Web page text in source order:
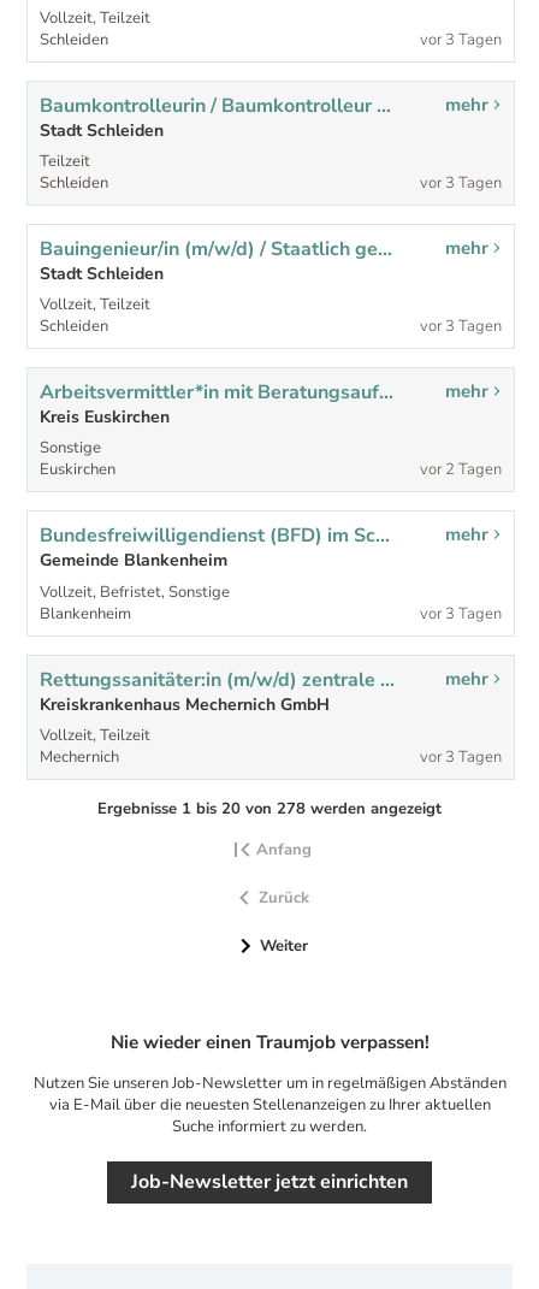
Vollzeit, Teilzeit
Schleiden
vor 3 Tagen
Baumkontrolleurin / Baumkontrolleur (m/w/d)
Stadt Schleiden
Teilzeit
Schleiden
mehr
vor 3 Tagen
Bauingenieur/in (m/w/d) / Staatlich geprüfte Bautechnikerin / geprüfter Bautechniker (m/w/d) der Fachrichtung Hochbau
Stadt Schleiden
Vollzeit, Teilzeit
Schleiden
mehr
vor 3 Tagen
Arbeitsvermittler*in mit Beratungsaufgaben (m/w/d) - mehrere Stellen im Rahmen von Mutterschutz- und Elternzeitvertretungen
Kreis Euskirchen
Sonstige
Euskirchen
mehr
vor 2 Tagen
Bundesfreiwilligendienst (BFD) im Schulbereich (m/w/d)
Gemeinde Blankenheim
Vollzeit, Befristet, Sonstige
Blankenheim
mehr
vor 3 Tagen
Rettungssanitäter:in (m/w/d) zentrale Notaufnahme
Kreiskrankenhaus Mechernich GmbH
Vollzeit, Teilzeit
Mechernich
mehr
vor 3 Tagen
Ergebnisse 1 bis 20 von 278 werden angezeigt
Anfang
Zurück
Weiter
Nie wieder einen Traumjob verpassen!
Nutzen Sie unseren Job-Newsletter um in regelmäßigen Abständen
via E-Mail über die neuesten Stellenanzeigen zu Ihrer aktuellen
Suche informiert zu werden.
Job-Newsletter jetzt einrichten